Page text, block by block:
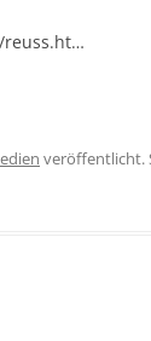
reuss.ht…
veröffentlicht.